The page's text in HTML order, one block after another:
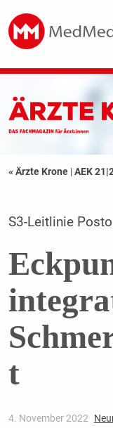
« Ärzte Krone |AEK
S3-Leitlinie
t
4. November 2022